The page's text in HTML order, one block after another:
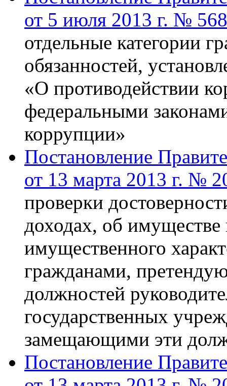
от 5 июля 2013 г. № 568
отдельные категории
обязанностей,
«О противодействии
федеральными
коррупции»
Постановление
от 13 марта 2013 г. №
проверки
доходах, об имуществе
имущественного
гражданами,
должностей
государственных
замещающими эти
Постановление